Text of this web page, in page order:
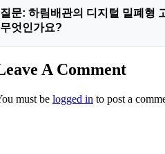
답변: 기저귀 내부의 고분자 흡수
로 수십 배 부풀어 오릅니다. 관
힘 문제를 심각하게 악화시킵니다.
질문: 하림배관의 디지털 밀폐형
무엇인가요?
답변: 도기를 강제로 탈거하지 않
기저귀나 장난감 같은 고체 이물
A Comment
must be logged in to post a